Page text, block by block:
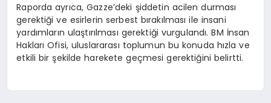
Raporda ayrıca, Gazze’deki şiddetin acilen durması
gerektiği ve esirlerin serbest bırakılması ile insani
yardımların ulaştırılması gerektiği vurgulandı. BM İnsan
Hakları Ofisi, uluslararası toplumun bu konuda hızla ve
etkili bir şekilde harekete geçmesi gerektiğini belirtti.